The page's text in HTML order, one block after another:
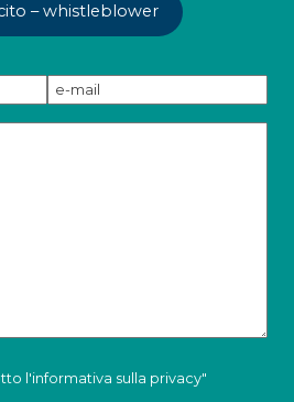
– whistleblower
l'informativa sulla privacy"